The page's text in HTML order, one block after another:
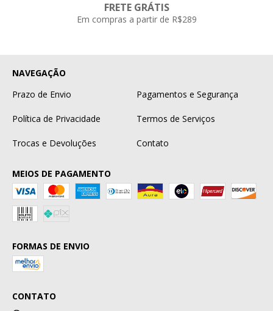
FRETE GRÁTIS
Em compras a partir de R$289
NAVEGAÇÃO
Prazo de Envio
Pagamentos e Segurança
Política de Privacidade Termos de Serviços
Trocas e Devoluções Contato
MEIOS DE PAGAMENTO
FORMAS DE ENVIO
CONTATO